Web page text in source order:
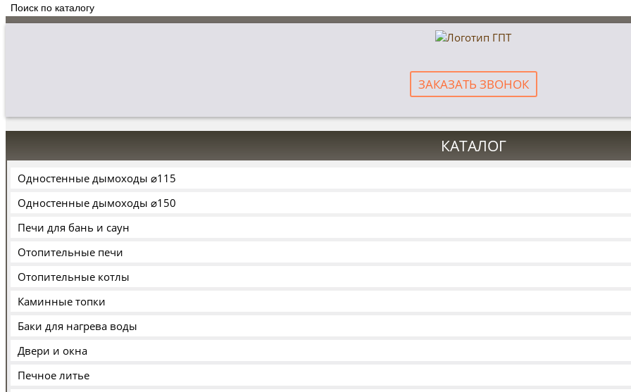
ЗАКАЗАТЬ ЗВОНОК
КАТАЛОГ
Одностенные дымоходы ⌀115
Одностенные дымоходы ⌀150
Печи для бань и саун
Отопительные печи
Отопительные котлы
Каминные топки
Баки для нагрева воды
Двери и окна
Печное литье